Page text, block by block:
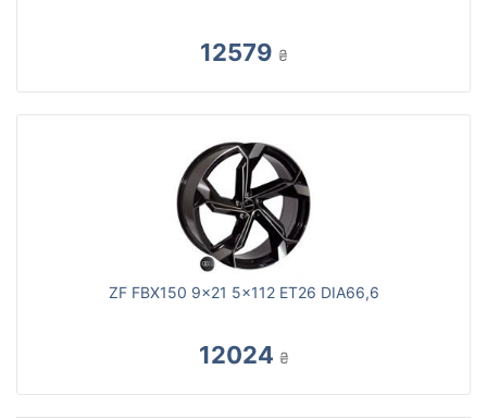
12579 ₴
ZF FBX150 9x21 5x112 ET26 DIA66,6
12024 ₴